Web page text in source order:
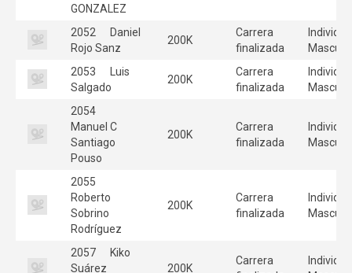
GONZALEZ
2052
Daniel
Rojo Sanz
200K
Carrera
finalizada
2053
Luis
Salgado
200K
Carrera
finalizada
2054
Manuel C
Santiago
Pouso
200K
Carrera
finalizada
2055
Roberto
Sobrino
Rodríguez
200K
Carrera
finalizada
2057
Kiko
Suárez
200K
Carrera